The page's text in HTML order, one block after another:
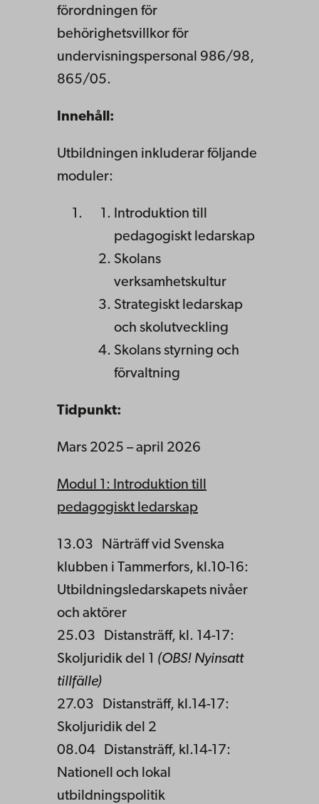
förordningen för
behörighetsvillkor för
undervisningspersonal 986/98,
865/05.
Innehåll:
Utbildningen inkluderar följande
moduler:
Introduktion till
pedagogiskt ledarskap
Skolans
verksamhetskultur
Strategiskt ledarskap
och skolutveckling
Skolans styrning och
förvaltning
Tidpunkt:
Mars 2025 – april 2026
Modul 1: Introduktion till
pedagogiskt ledarskap
13.03 Närträff vid Svenska
klubben i Tammerfors, kl.10-16:
Utbildningsledarskapets nivåer
och aktörer
25.03 Distansträff, kl. 14-17:
Skoljuridik del 1 (OBS! Nyinsatt
tillfälle)
27.03 Distansträff, kl.14-17:
Skoljuridik del 2
08.04 Distansträff, kl.14-17:
Nationell och lokal
utbildningspolitik